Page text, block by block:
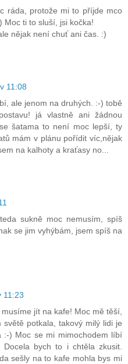
ráda, protože mi to příjde mco
Moc ti to sluší, jsi kočka!
nějak není chuť ani čas. :)
11:08
ale jenom na druhých. :-) tobě
já vlastně ani žádnou
šatama to není moc lepší, ty
mám v plánu pořídit víc,nějak
na kalhoty a kraťasy no...
sukně moc nemusím, spíš
se jim vyhýbám, jsem spíš na
11:23
jít na kafe! Moc mě těší,
potkala, takový milý lidi je
:-) Moc se mi mimochodem líbí
bych to i chtěla zkusit.
sešly na to kafe mohla bys mi